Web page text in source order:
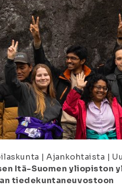
| Ajankohtaista |
Itä-Suomen
tiedekuntaneuvostoon